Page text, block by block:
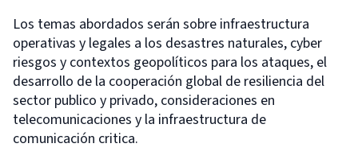
Los temas abordados serán sobre infraestructura
operativas y legales a los desastres naturales, cyber
riesgos y contextos geopolíticos para los ataques, el
desarrollo de la cooperación global de resiliencia del
sector publico y privado, consideraciones en
telecomunicaciones y la infraestructura de
comunicación critica.